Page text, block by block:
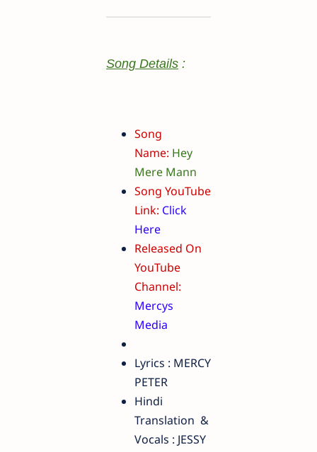
Song Details :
Song
Name: Hey
Mere Mann
Song YouTube
Link: Click
Here
Released On
YouTube
Channel:
Mercys
Media
Lyrics : MERCY
PETER
Hindi
Translation &
Vocals : JESSY